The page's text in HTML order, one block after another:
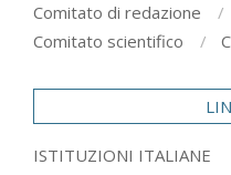
Comitato di redazione
Comitato scientifico
ISTITUZIONI ITALIANE